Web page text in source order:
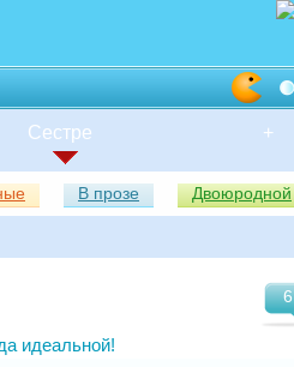
Сестре +
Двоюродной
В прозе
6
идеальной!